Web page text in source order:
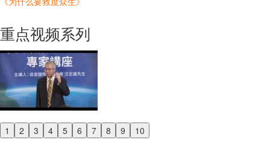
重点视频系列
1 2 3 4 5 6 7 8 9 10
Previous